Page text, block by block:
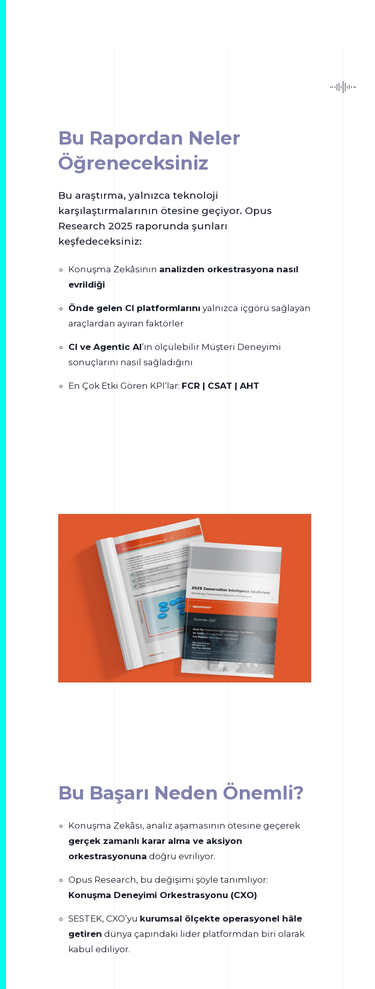
Bu Rapordan Neler
Öğreneceksiniz
Bu araştırma, yalnızca teknoloji
karşılaştırmalarının ötesine geçiyor. Opus
Research 2025 raporunda şunları
keşfedeceksiniz:
Konuşma Zekâsının analizden orkestrasyona nasıl
evrildiği
Önde gelen CI platformlarını yalnızca içgörü sağlayan
araçlardan ayıran faktörler
CI ve Agentic AI’ın ölçülebilir Müşteri Deneyimi
sonuçlarını nasıl sağladığını
En Çok Etki Gören KPI’lar: FCR | CSAT | AHT
Bu Başarı Neden Önemli?
Konuşma Zekâsı, analiz aşamasının ötesine geçerek
gerçek zamanlı karar alma ve aksiyon
orkestrasyonuna doğru evriliyor.
Opus Research, bu değişimi şöyle tanımlıyor:
Konuşma Deneyimi Orkestrasyonu (CXO)
SESTEK, CXO’yu kurumsal ölçekte operasyonel hâle
getiren dünya çapındaki lider platformdan biri olarak
kabul ediliyor.